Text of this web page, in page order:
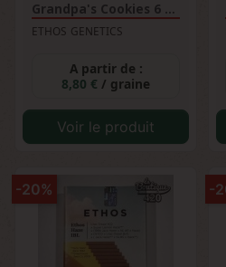
Grandpa's Cookies 6 S1...
ETHOS GENETICS
A partir de :
8,80 € / graine
Voir le produit
-20% -